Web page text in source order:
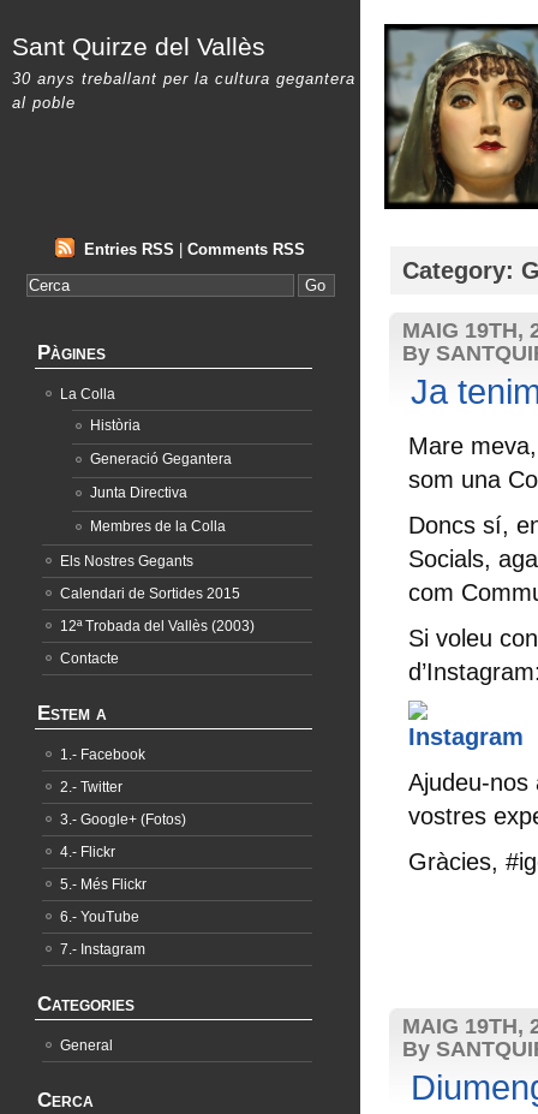
Category:
MAIG 19TH,
By
Ja
Mare
som una
Doncs sí,
Socials,
com
Si voleu
Ajudeu-nos
vostres
Gràcies,
MAIG 19TH,
By
Sant Quirze del Vallès
30 anys treballant per la cultura gegantera
al poble
Entries RSS Comments RSS
Pàgines
La Colla
Història
Generació Gegantera
Junta Directiva
Membres de la Colla
Els Nostres Gegants
Calendari de Sortides 2015
12ª Trobada del Vallès (2003)
Contacte
Estem a
1.- Facebook
2.- Twitter
3.- Google+ (Fotos)
4.- Flickr
5.- Més Flickr
6.- YouTube
7.- Instagram
Categories
General
Cerca